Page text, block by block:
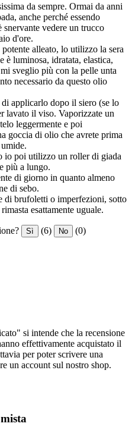
da sempre. Ormai da anni
anche perché essendo
snervante vedere un trucco
d'ore.
alleato, lo utilizzo la sera
è luminosa, idratata, elastica,
sveglio più con la pelle unta
necessario da questo olio
applicarlo dopo il siero (se lo
lavato il viso. Vaporizzate un
leggermente e poi
goccia di olio che avrete prima
io poi utilizzo un roller di giada
più a lungo.
di giorno in quanto almeno
di sebo.
di brufoletti o imperfezioni, sotto
esattamente uguale.
Sì (6) No (0)
si intende che la recensione
effettivamente acquistato il
per poter scrivere una
un account sul nostro shop.